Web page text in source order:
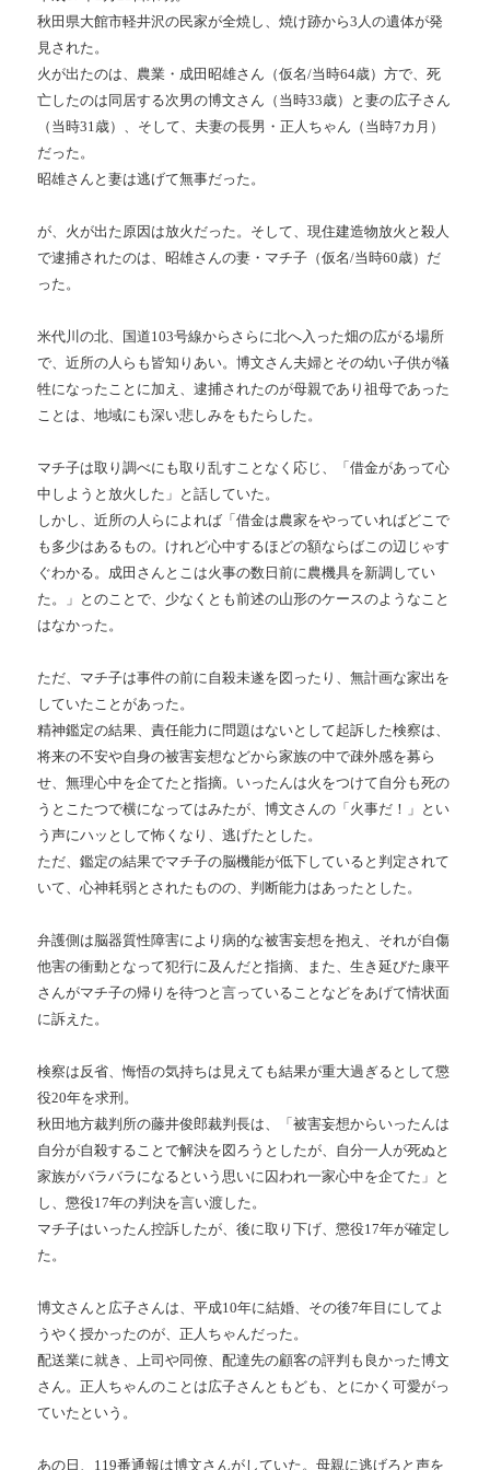
秋田県大館市軽井沢の民家が全焼し、焼け跡から3人の遺体が発
見された。
火が出たのは、農業・成田昭雄さん（仮名/当時64歳）方で、死
亡したのは同居する次男の博文さん（当時33歳）と妻の広子さん
（当時31歳）、そして、夫妻の長男・正人ちゃん（当時7カ月）
だった。
昭雄さんと妻は逃げて無事だった。
が、火が出た原因は放火だった。そして、現住建造物放火と殺人
で逮捕されたのは、昭雄さんの妻・マチ子（仮名/当時60歳）だ
った。
米代川の北、国道103号線からさらに北へ入った畑の広がる場所
で、近所の人らも皆知りあい。博文さん夫婦とその幼い子供が犠
牲になったことに加え、逮捕されたのが母親であり祖母であった
ことは、地域にも深い悲しみをもたらした。
マチ子は取り調べにも取り乱すことなく応じ、「借金があって心
中しようと放火した」と話していた。
しかし、近所の人らによれば「借金は農家をやっていればどこで
も多少はあるもの。けれど心中するほどの額ならばこの辺じゃす
ぐわかる。成田さんとこは火事の数日前に農機具を新調してい
た。」とのことで、少なくとも前述の山形のケースのようなこと
はなかった。
ただ、マチ子は事件の前に自殺未遂を図ったり、無計画な家出を
していたことがあった。
精神鑑定の結果、責任能力に問題はないとして起訴した検察は、
将来の不安や自身の被害妄想などから家族の中で疎外感を募ら
せ、無理心中を企てたと指摘。いったんは火をつけて自分も死の
うとこたつで横になってはみたが、博文さんの「火事だ！」とい
う声にハッとして怖くなり、逃げたとした。
ただ、鑑定の結果でマチ子の脳機能が低下していると判定されて
いて、心神耗弱とされたものの、判断能力はあったとした。
弁護側は脳器質性障害により病的な被害妄想を抱え、それが自傷
他害の衝動となって犯行に及んだと指摘、また、生き延びた康平
さんがマチ子の帰りを待つと言っていることなどをあげて情状面
に訴えた。
検察は反省、悔悟の気持ちは見えても結果が重大過ぎるとして懲
役20年を求刑。
秋田地方裁判所の藤井俊郎裁判長は、「被害妄想からいったんは
自分が自殺することで解決を図ろうとしたが、自分一人が死ぬと
家族がバラバラになるという思いに囚われ一家心中を企てた」と
し、懲役17年の判決を言い渡した。
マチ子はいったん控訴したが、後に取り下げ、懲役17年が確定し
た。
博文さんと広子さんは、平成10年に結婚、その後7年目にしてよ
うやく授かったのが、正人ちゃんだった。
配送業に就き、上司や同僚、配達先の顧客の評判も良かった博文
さん。正人ちゃんのことは広子さんともども、とにかく可愛がっ
ていたという。
あの日、119番通報は博文さんがしていた。母親に逃げろと声を